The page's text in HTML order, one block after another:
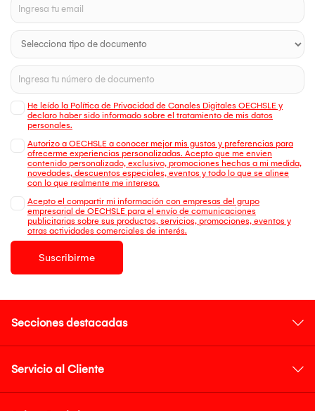
He leído la Política de Privacidad de Canales Digitales OECHSLE y
declaro haber sido informado sobre el tratamiento de mis datos
personales.
Autorizo a OECHSLE a conocer mejor mis gustos y preferencias para
ofrecerme experiencias personalizadas. Acepto que me envien
contenido personalizado, exclusivo, promociones hechas a mi medida,
novedades, descuentos especiales, eventos y todo lo que se alinee
con lo que realmente me interesa.
Acepto el compartir mi información con empresas del grupo
empresarial de OECHSLE para el envío de comunicaciones
publicitarias sobre sus productos, servicios, promociones, eventos y
otras actividades comerciales de interés.
Suscribirme
Secciones destacadas
Servicio al Cliente